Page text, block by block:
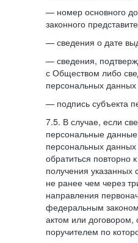
— номер основного
законного
— сведения о дате
— сведения,
с Обществом либо
персональных
— подпись субъекта
7.5. В случае, если
персональные
персональных
обратиться повторно
получения
не ранее чем через
направления
федеральным
актом или договором,
поручителем по